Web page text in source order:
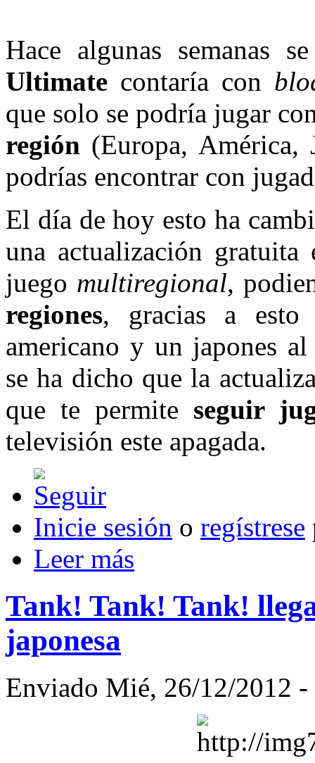
Hace algunas semanas
Ultimate contaría con
que solo se podría jugar
región (Europa,
podrías encontrar con
El día de hoy esto ha
una actualización
juego multiregional,
regiones, gracias a
americano y un japones
se ha dicho que la
que te permite seguir
televisión este apagada.
Inicie sesión o regístrese
Leer más
Tank! Tank! Tank!
japonesa
Enviado Mié, 26/12/2012